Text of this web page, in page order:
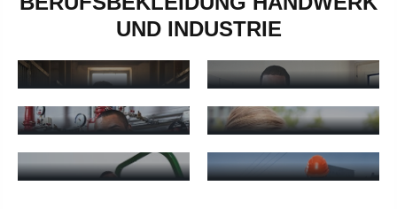
UND INDUSTRIE
Landwirtschaft - mehr erfahren
SANITÄR- &
Sanitär- & Heizungstechnik -
ELEKTROINSTALLATION
Elektroinstallation - mehr erfahren
SCHREINEREI &
TISCHLEREI
Schreinerei & Tischlerei -
GARTEN- &
LANDSCHAFTSBAU
Garten- & Landschaftsbau - mehr erfahren
WARNSCHUTZ
Warnschutz - mehr erfahren